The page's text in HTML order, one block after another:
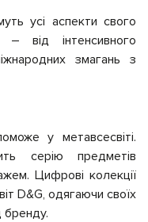
усі аспекти свого
– від інтенсивного
змагань з
у метавсесвіті.
серію предметів
Цифрові колекції
D&G, одягаючи своїх
бренду.